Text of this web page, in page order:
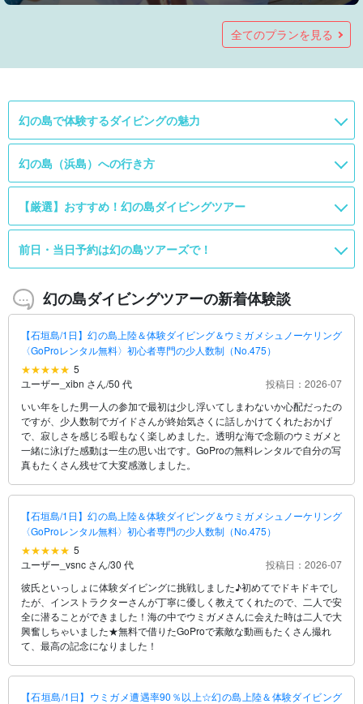
【石垣島/AM半日】幻の島上陸＋日本一のサンゴ礁で体験ダイ
ビング〈写真データプレゼント〉初心者専門の少人数制
大人(満10歳以上)11,000 円
(19件)
【小浜島/1日】4月～10月限定！非日常の絶景を体感☆体験ダ
イビング＆シュノーケリング＆幻の島上陸コース！乗船のみ
1名様20,000 円
(23件)
全てのプランを見る
幻の島で体験するダイビングの魅力
幻の島（浜島）への行き方
【厳選】おすすめ！幻の島ダイビングツアー
前日・当日予約は幻の島ツアーズで！
幻の島ダイビングツアーの新着体験談
【石垣島/1日】幻の島上陸＆体験ダイビング＆ウミガメシュノーケリング
〈GoProレンタル無料〉初心者専門の少人数制（No.475）
5
ユーザー_xibn さん/50 代
投稿日：2026-07
いい年をした男一人の参加で最初は少し浮いてしまわないか心配だったの
ですが、少人数制でガイドさんが終始気さくに話しかけてくれたおかげ
で、寂しさを感じる暇もなく楽しめました。透明な海で念願のウミガメと
一緒に泳げた感動は一生の思い出です。GoProの無料レンタルで自分の写
真もたくさん残せて大変感激しました。
【石垣島/1日】幻の島上陸＆体験ダイビング＆ウミガメシュノーケリング
〈GoProレンタル無料〉初心者専門の少人数制（No.475）
5
ユーザー_vsnc さん/30 代
投稿日：2026-07
彼氏といっしょに体験ダイビングに挑戦しました♪初めてでドキドキでし
たが、インストラクターさんが丁寧に優しく教えてくれたので、二人で安
全に潜ることができました！海の中でウミガメさんに会えた時は二人で大
興奮しちゃいました★無料で借りたGoProで素敵な動画もたくさん撮れ
て、最高の記念になりました！
【石垣島/1日】ウミガメ遭遇率90％以上☆幻の島上陸＆体験ダイビング